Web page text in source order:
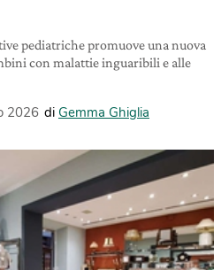
pediatriche promuove una nuova
con malattie inguaribili e alle
2026 di Gemma Ghiglia